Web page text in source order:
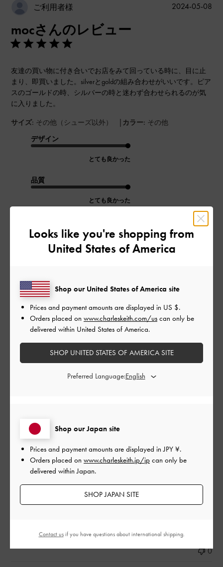
ご利用者様
mocさんのレビュー
友達の買い物に付き合いでお店をみて回っている時に、目に止
まり、即買いました。silverとgoldの組み合わせがいいです。ピア
スのゴールドの時、シルバーの時と迷わず合わせられるのが気
に入りました。
サイズ: その他（シューズ以外） | カラー: その他
デザイン
とても良かった
品質
とても良かった
もっと見る
公
2024-05-08
ご利用者様
かっこいい
普段あまりアクセサリーつけないけど
品質
2024-01-17
このレビューは役に立ちましたか？
0
Looks like you're shopping from
United States of America
Shop our Japan site
Prices and payment amounts are displayed inJPY ¥.
Orders placed on www.charleskeith.jp/jp can only be
delivered within Japan.
SHOP JAPAN SITE
Shop our United States of America site
Prices and payment amounts are displayed in US $.
Orders placed on www.charleskeith.com/us can only be
delivered within United States of America.
SHOP UNITED STATES OF AMERICA SITE
Preferred Language:
Contact usif you have questions about international shipping.